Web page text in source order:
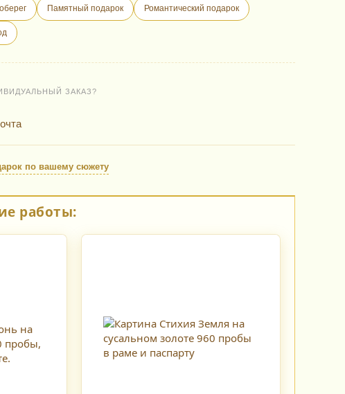
Памятный подарок Романтический подарок
ЗАКАЗ?
по вашему сюжету
работы: